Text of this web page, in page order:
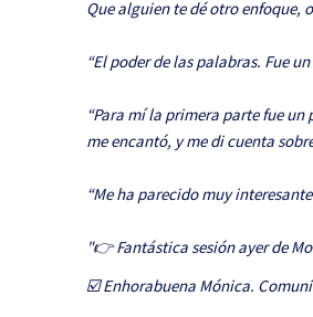
Que alguien te dé otro enfoque,
“El poder de las palabras. Fue
“Para mí la primera parte fue
me encantó, y me di cuenta
“Me ha parecido muy
"👉 Fantástica sesión ayer de
☑️ Enhorabuena Mónica.